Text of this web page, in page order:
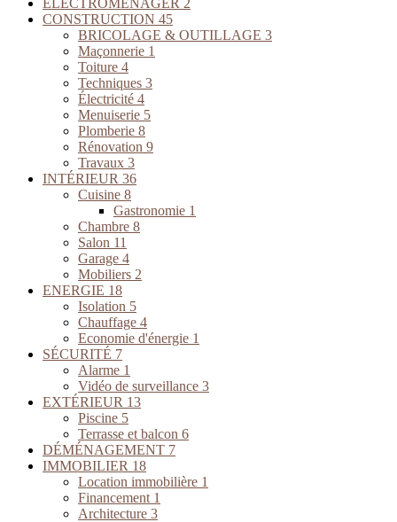
CONSTRUCTION 45
BRICOLAGE & OUTILLAGE 3
Maçonnerie 1
Toiture 4
Techniques 3
Électricité 4
Menuiserie 5
Plomberie 8
Rénovation 9
Travaux 3
INTÉRIEUR 36
Cuisine 8
Gastronomie 1
Chambre 8
Salon 11
Garage 4
Mobiliers 2
ENERGIE 18
Isolation 5
Chauffage 4
Economie d'énergie 1
SÉCURITÉ 7
Alarme 1
Vidéo de surveillance 3
EXTÉRIEUR 13
Piscine 5
Terrasse et balcon 6
DÉMÉNAGEMENT 7
IMMOBILIER 18
Location immobilière 1
Financement 1
Architecture 3